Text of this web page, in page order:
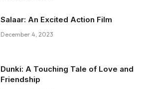
Salaar: An Excited Action Film
December 4, 2023
Dunki: A Touching Tale of Love and
Friendship